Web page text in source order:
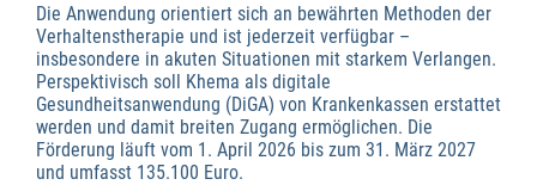
Die Anwendung orientiert sich an bewährten Methoden der
Verhaltenstherapie und ist jederzeit verfügbar –
insbesondere in akuten Situationen mit starkem Verlangen.
Perspektivisch soll Khema als digitale
Gesundheitsanwendung (DiGA) von Krankenkassen erstattet
werden und damit breiten Zugang ermöglichen. Die
Förderung läuft vom 1. April 2026 bis zum 31. März 2027
und umfasst 135.100 Euro.